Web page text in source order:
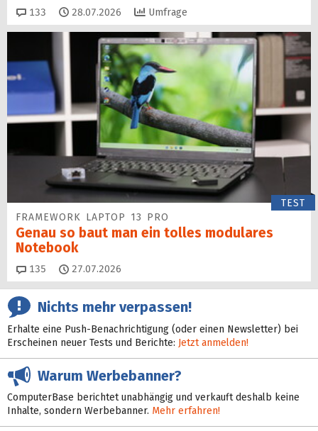
133 Kommentare
28.07.2026 Umfrage
TEST
FRAMEWORK LAPTOP 13 PRO
Genau so baut man ein tolles modulares
Notebook
135 Kommentare
27.07.2026
Nichts mehr verpassen!
Erhalte eine Push-Benachrichtigung (oder einen Newsletter) bei
Erscheinen neuer Tests und Berichte: Jetzt anmelden!
Warum Werbebanner?
ComputerBase berichtet unabhängig und verkauft deshalb keine
Inhalte, sondern Werbebanner. Mehr erfahren!